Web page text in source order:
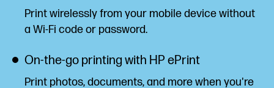
Print wirelessly from your mobile device without
a Wi-Fi code or password.
On-the-go printing with HP ePrint
Print photos, documents, and more when you're